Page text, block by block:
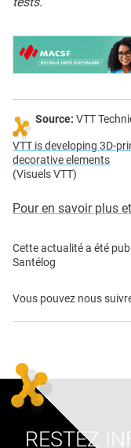
Source: VTT
VTT is developing 3D-
decorative elements
(Visuels VTT)
Pour en savoir plus
Cette actualité a été
Santélog
Vous pouvez nous
RESTEZ